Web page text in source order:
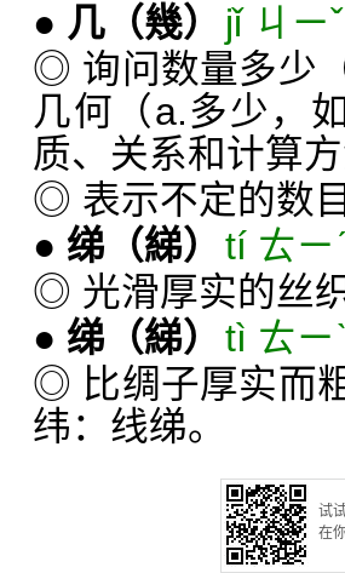
● 几 （幾）
jǐ ㄐㄧˇ
◎ 询问数量多少
几何（a.多少，
质、关系和计算
◎ 表示不定的数
● 绨 （綈） tí ㄊㄧˊ
◎ 光滑厚实的丝
● 绨 （綈） tì ㄊㄧˋ
◎ 比绸子厚实而
纬：线绨。
试
在